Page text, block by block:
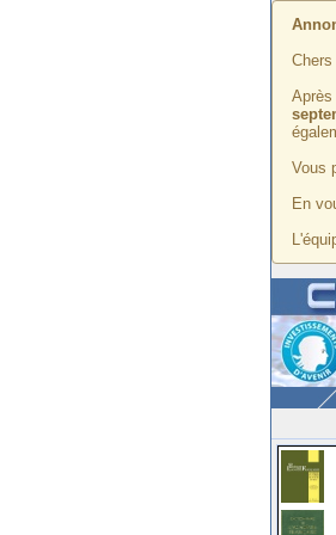
Vous
En